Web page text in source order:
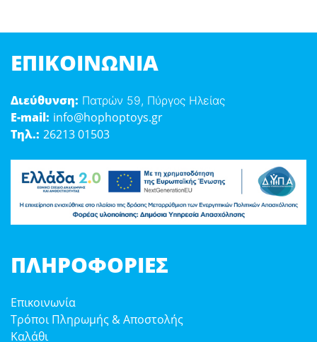
ΕΠΙΚΟΙΝΩΝΊΑ
Διεύθυνση: Πατρών 59, Πύργος Ηλείας
E-mail: info@hophoptoys.gr
Τηλ.: 26213 01503
ΠΛΗΡΟΦΟΡΊΕΣ
Επικοινωνία
Τρόποι Πληρωμής & Αποστολής
Καλάθι